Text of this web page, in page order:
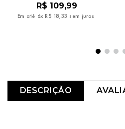
R$ 109,99
Em até 6x R$ 18,33 sem juros
DESCRIÇÃO